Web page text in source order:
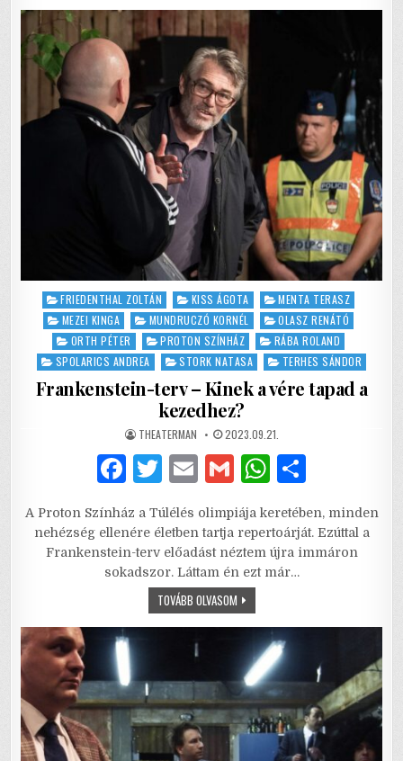
o
k
p
Posted
in
FRIEDENTHAL ZOLTÁN KISS ÁGOTA
MENTA TERASZ
MEZEI KINGA
MUNDRUCZÓ KORNÉL
OLASZ RENÁTÓ
ORTH PÉTER
PROTON SZÍNHÁZ
RÁBA ROLAND
SPOLARICS ANDREA
STORK NATASA TERHES SÁNDOR
Frankenstein-terv – Kinek a vére tapad a
kezedhez?
AUTHOR:
THEATERMAN PUBLISHED
DATE:
2023.09.21.
F
c
e
b
o
T
it
te
r
E
ai
l
G
ai
l
W
at
s
A
p
ar
e
A Proton Színház a Túlélés olimpiája keretében, minden
nehézség ellenére életben tartja repertoárját. Ezúttal a
Frankenstein-terv előadást néztem újra immáron
sokadszor. Láttam én ezt már…
TOVÁBB OLVASOMFRANKENSTEIN-
TERV
VÉRE
TAPAD
A
KEZEDHEZ?